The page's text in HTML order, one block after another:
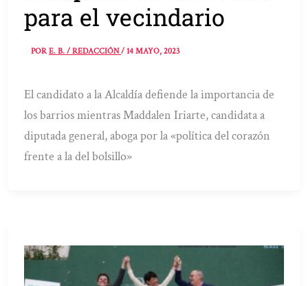
para el vecindario
PORE. B. / REDACCIÓN/14 MAYO, 2023
El candidato a la Alcaldía defiende la importancia de
los barrios mientras Maddalen Iriarte, candidata a
diputada general, aboga por la «política del corazón
frente a la del bolsillo»